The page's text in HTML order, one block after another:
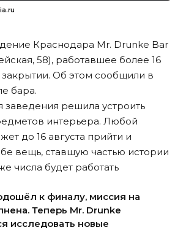
Краснодара Mr. Drunke Bar
58), работавшее более 16
закрытии. Об этом сообщили в
бара.
решила устроить
интерьера. Любой
до 16 августа прийти и
вещь, ставшую частью истории
числа будет работать
к финалу, миссия на
Теперь Mr. Drunke
исследовать новые